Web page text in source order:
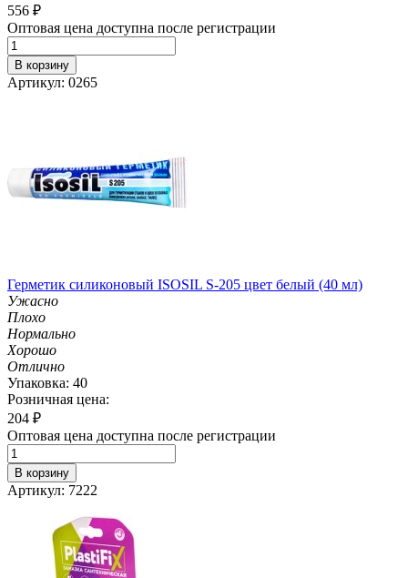
556 ₽
Оптовая цена доступна после регистрации
В корзину
Артикул: 0265
Герметик силиконовый ISOSIL S-205 цвет белый (40 мл)
Ужасно
Плохо
Нормально
Хорошо
Отлично
Упаковка: 40
Розничная цена:
204 ₽
Оптовая цена доступна после регистрации
В корзину
Артикул: 7222